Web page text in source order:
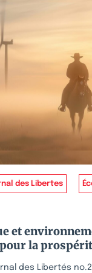
des Libertes
et
la
des Libertés